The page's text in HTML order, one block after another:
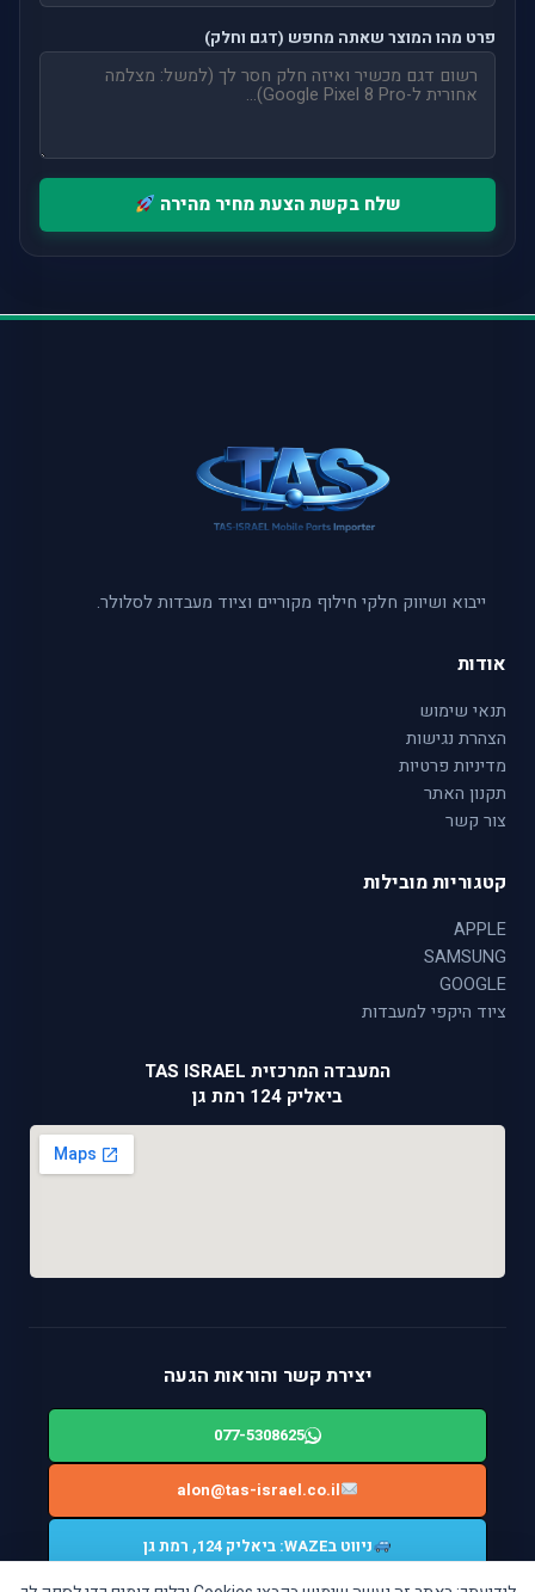
פרט מהו המוצר שאתה מחפש (דגם וחלק)
שלח בקשת הצעת מחיר מהירה
ייבוא ושיווק חלקי חילוף מקוריים וציוד מעבדות לסלולר.
אודות
תנאי שימוש
הצהרת נגישות
מדיניות פרטיות
תקנון האתר
צור קשר
קטגוריות מובילות
APPLE
SAMSUNG
GOOGLE
ציוד היקפי למעבדות
המעבדה המרכזית TAS ISRAEL
ביאליק 124 רמת גן
יצירת קשר והוראות הגעה
077-5308625
alon@tas-israel.co.il
ניווט בWAZE: ביאליק 124, רמת גן